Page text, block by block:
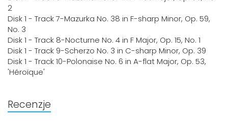
2
Disk 1 - Track 7-Mazurka No. 38 in F-sharp Minor, Op. 59,
No. 3
Disk 1 - Track 8-Nocturne No. 4 in F Major, Op. 15, No. 1
Disk 1 - Track 9-Scherzo No. 3 in C-sharp Minor, Op. 39
Disk 1 - Track 10-Polonaise No. 6 in A-flat Major, Op. 53,
'Héroïque'
Recenzje